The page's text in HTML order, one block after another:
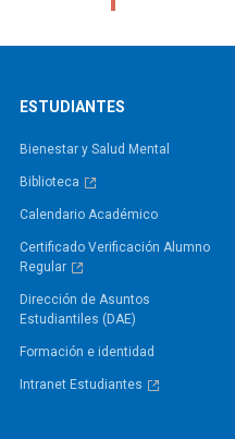
ESTUDIANTES
Bienestar y Salud Mental
Biblioteca
Calendario Académico
Certificado Verificación Alumno
Regular
Dirección de Asuntos
Estudiantiles (DAE)
Formación e identidad
Intranet Estudiantes